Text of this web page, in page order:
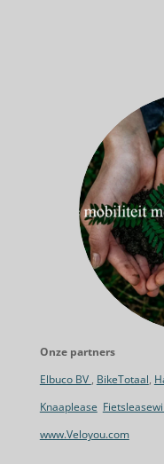
Onze partners
Elbuco BV BikeTotaal
Knaaplease
www.Veloyou.com